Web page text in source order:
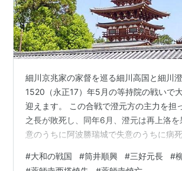
細川京兆家の家督を巡る細川高国と細川澄
1520（永正17）年5月の等持院の戦いで
迎えます。 この合戦で澄元方の主力を担
之長が敗死し、同年6月、澄元は再上洛
意のうちに阿波勝瑞城で失意のうちに病
ました。 河内では高国に与する尾州家・
#大和の戦国 #筒井順興 #三好元長 #